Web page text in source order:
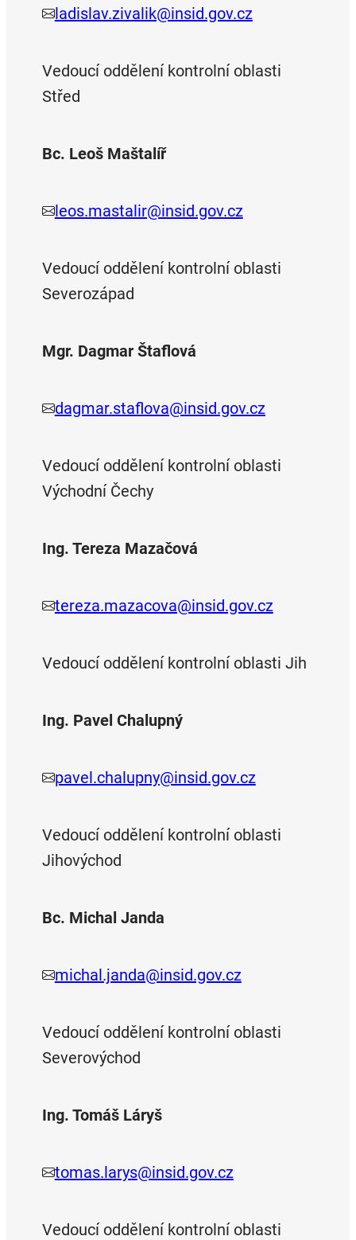
ladislav.zivalik@insid.gov.cz
Vedoucí oddělení kontrolní oblasti
Střed
Bc. Leoš Maštalíř
leos.mastalir@insid.gov.cz
Vedoucí oddělení kontrolní oblasti
Severozápad
Mgr. Dagmar Štaflová
dagmar.staflova@insid.gov.cz
Vedoucí oddělení kontrolní oblasti
Východní Čechy
Ing. Tereza Mazačová
tereza.mazacova@insid.gov.cz
Vedoucí oddělení kontrolní oblasti Jih
Ing. Pavel Chalupný
pavel.chalupny@insid.gov.cz
Vedoucí oddělení kontrolní oblasti
Jihovýchod
Bc. Michal Janda
michal.janda@insid.gov.cz
Vedoucí oddělení kontrolní oblasti
Severovýchod
Ing. Tomáš Láryš
tomas.larys@insid.gov.cz
Vedoucí oddělení kontrolní oblasti